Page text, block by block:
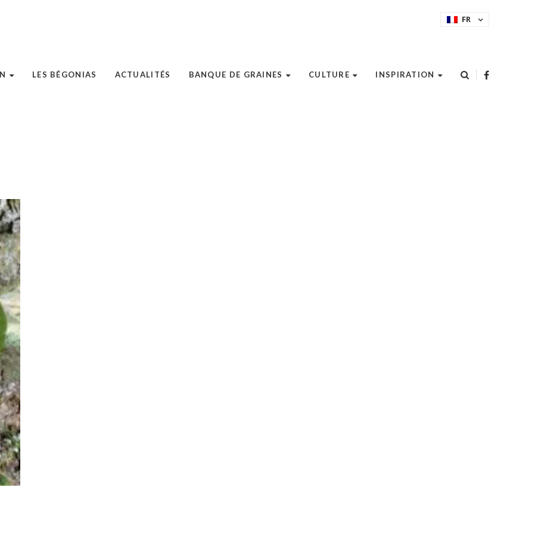
FR
LES BÉGONIAS ACTUALITÉS BANQUE DE GRAINES CULTURE INSPIRATION